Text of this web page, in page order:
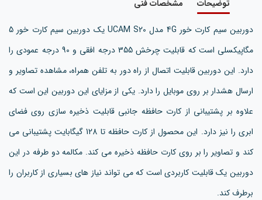
توضیحات مشخصات فنی
دوربین سیم کارت خور 4G مدل UCAM S20 یک دوربین سیم کارت خور 5
مگاپیکسلی است که قابلیت چرخش 355 درجه افقی و 90 درجه عمودی را
دارد. این دوربین قابلیت اتصال از راه دور به تلفن همراه، مشاهده تصاویر و
ارسال هشدار بر روی موبایل را دارد. یکی از مزایای این دوربین این است که
علاوه بر پشتیبانی از کارت حافظه جانبی قابلیت ذخیره سازی روی فضای
ابری را نیز دارد. این محصول از کارت حافظه تا 128 گیگابایت پشتیبانی می
کند و تصاویر را بر روی کارت حافظه ذخیره می کند. مکالمه دو طرفه در این
دوربین یک قابلیت کاربردی است که می تواند نیاز های بسیاری از کاربران را
برطرف کند.